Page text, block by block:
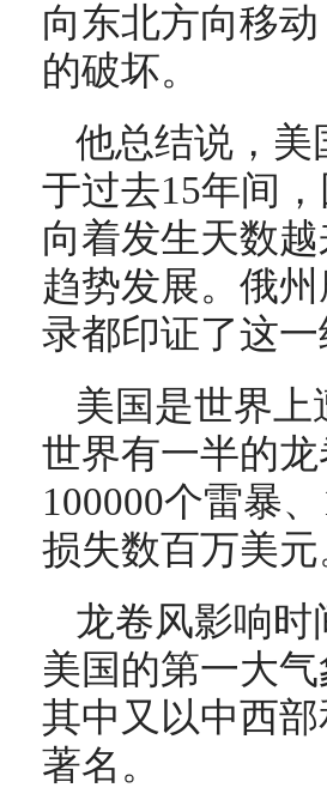
向东北方向移
的破坏。
他总结说，美
于过去15年间
向着发生天数
趋势发展。俄
录都印证了这一
美国是世界
世界有一半的
100000个雷暴
损失数百万美元
龙卷风影响时
美国的第一大
其中又以中西
著名。